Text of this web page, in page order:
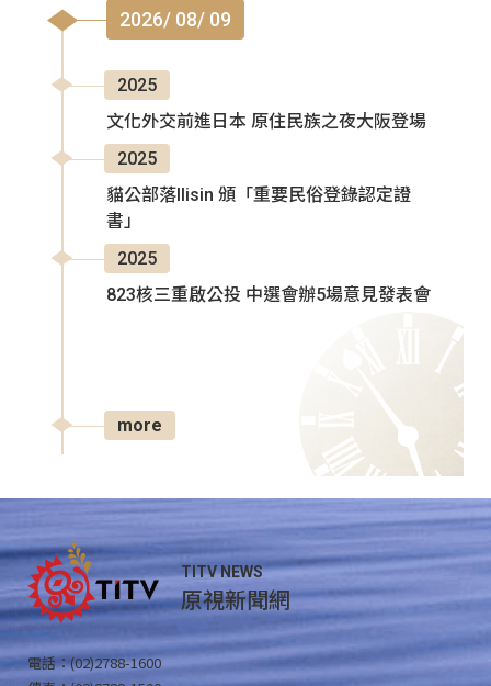
2026/ 08/ 09
2025
文化外交前進日本 原住民族之夜大阪登場
2025
貓公部落Ilisin 頒「重要民俗登錄認定證
書」
2025
823核三重啟公投 中選會辦5場意見發表會
more
TITV NEWS
原視新聞網
電話：(02)2788-1600